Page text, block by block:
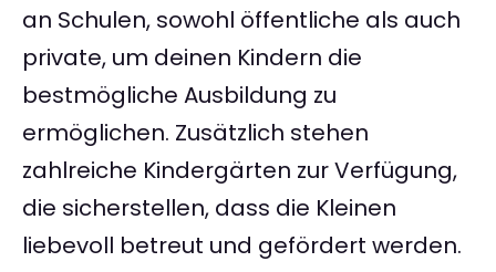
an Schulen, sowohl öffentliche als auch
private, um deinen Kindern die
bestmögliche Ausbildung zu
ermöglichen. Zusätzlich stehen
zahlreiche Kindergärten zur Verfügung,
die sicherstellen, dass die Kleinen
liebevoll betreut und gefördert werden.